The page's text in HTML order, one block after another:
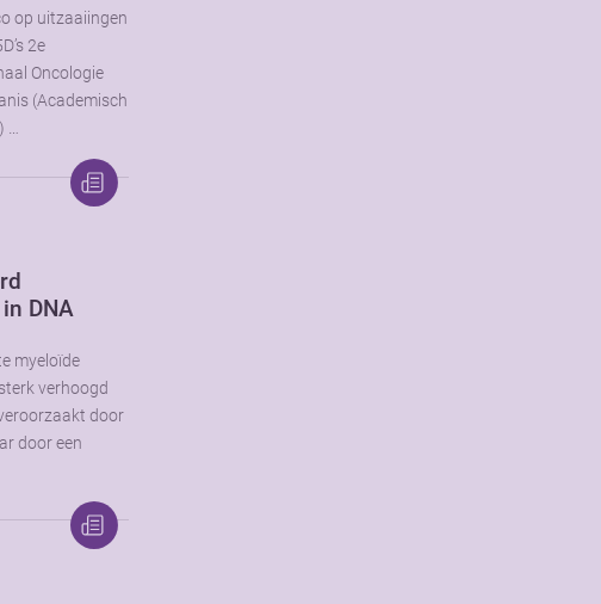
op uitzaaiingen
2e
Oncologie
(Academisch
…
DNA
myeloïde
verhoogd
door
door een